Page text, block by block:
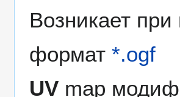
Возникает
формат *.ogf
UV map